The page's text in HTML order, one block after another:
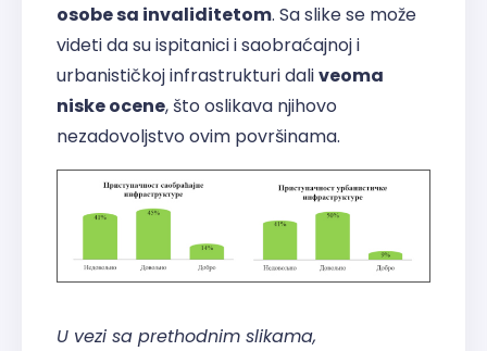
osobe sa invaliditetom. Sa slike se može
videti da su ispitanici i saobraćajnoj i
urbanističkoj infrastrukturi daliveoma
niske ocene, što oslikava njihovo
nezadovoljstvo ovim površinama.
U vezi sa prethodnim slikama,